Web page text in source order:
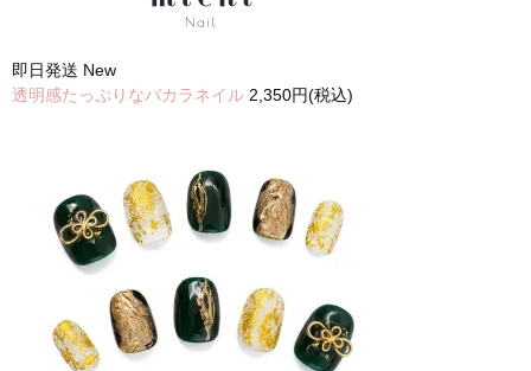
即日発送 New
透明感たっぷりなバカラネイル 2,350円(税込)